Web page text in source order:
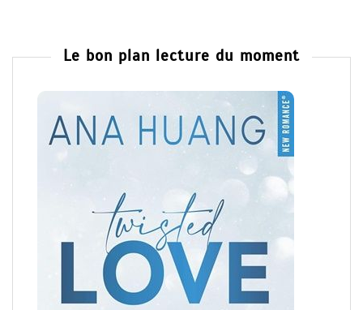
Le bon plan lecture du moment